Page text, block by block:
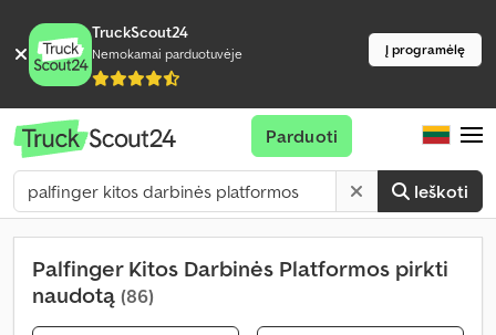
TruckScout24
Nemokamai parduotuvėje Į programėlę
Ieškoti
Parduoti
Palfinger Kitos Darbinės Platformos pirkti
naudotą (86)